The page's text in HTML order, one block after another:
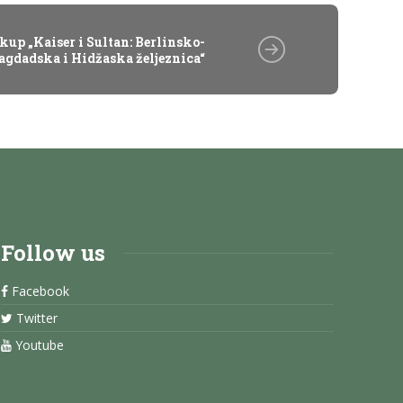
„Kaiser i Sultan: Berlinsko-
i Hidžaska željeznica“
Follow us
Facebook
Twitter
Youtube